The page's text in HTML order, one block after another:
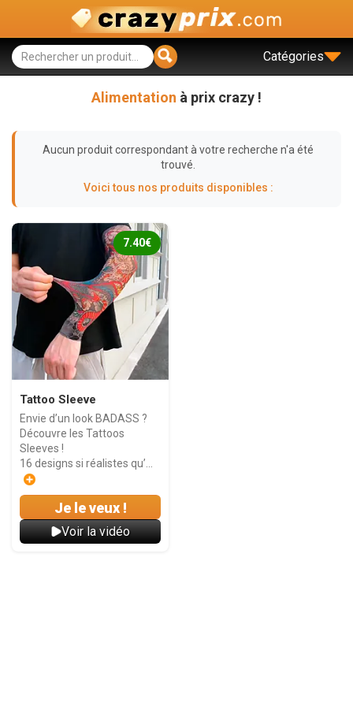
Catégories
Alimentation à prix crazy !
Aucun produit correspondant à votre recherche n'a été
trouvé.
Voici tous nos produits disponibles :
7.40€
Tattoo Sleeve
Envie d’un look BADASS ?
Découvre les Tattoos
Sleeves !
16 designs si réalistes qu’...
Je le veux !
Voir la vidéo